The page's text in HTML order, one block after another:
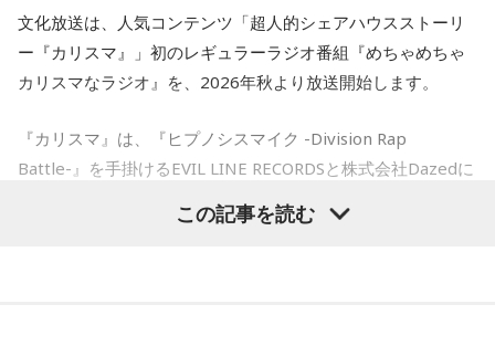
文化放送は、人気コンテンツ「超人的シェアハウスストーリ
ー『カリスマ』」初のレギュラーラジオ番組『めちゃめちゃ
カリスマなラジオ』を、2026年秋より放送開始します。
『カリスマ』は、『ヒプノシスマイク -Division Rap
Battle-』を手掛けるEVIL LINE RECORDSと株式会社Dazedに
楽、ライブ、イベントなど様々な展開を続け、2027年1月に
この記事を読む